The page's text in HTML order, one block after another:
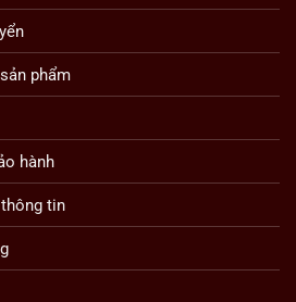
phẩm
hành
tin